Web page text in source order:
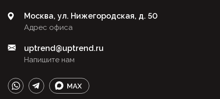
Адрес офиса
Москва, ул. Нижегородская, д. 50
Напишите нам
uptrend@uptrend.ru